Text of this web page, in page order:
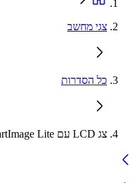
צגי מחשב
כל הסדרות
צג LCD עם SmartImage Lite